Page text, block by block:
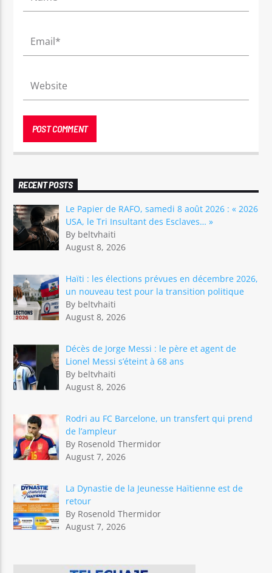
RECENT POSTS
Le Papier de RAFO, samedi 8 août 2026 : « 2026
USA, le Tri Insultant des Esclaves… »
By beltvhaiti
August 8, 2026
Haïti : les élections prévues en décembre 2026,
un nouveau test pour la transition politique
By beltvhaiti
August 8, 2026
Décès de Jorge Messi : le père et agent de
Lionel Messi s’éteint à 68 ans
By beltvhaiti
August 8, 2026
Rodri au FC Barcelone, un transfert qui prend
de l’ampleur
By Rosenold Thermidor
August 7, 2026
La Dynastie de la Jeunesse Haïtienne est de
retour
By Rosenold Thermidor
August 7, 2026